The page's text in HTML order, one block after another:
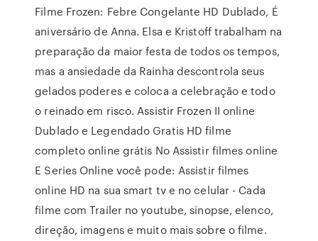
Filme Frozen: Febre Congelante HD Dublado, É
aniversário de Anna. Elsa e Kristoff trabalham na
preparação da maior festa de todos os tempos,
mas a ansiedade da Rainha descontrola seus
gelados poderes e coloca a celebração e todo
o reinado em risco. Assistir Frozen II online
Dublado e Legendado Gratis HD filme
completo online grátis No Assistir filmes online
E Series Online você pode: Assistir filmes
online HD na sua smart tv e no celular - Cada
filme com Trailer no youtube, sinopse, elenco,
direção, imagens e muito mais sobre o filme.